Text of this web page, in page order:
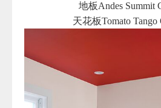
地板Andes Summit
天花板Tomato Tango